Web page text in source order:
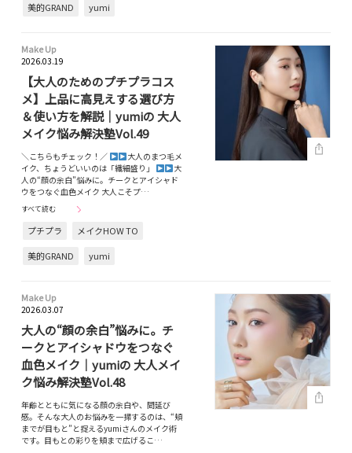
美的GRAND
yumi
Make Up
2026.03.19
【大人のためのプチプラコス
メ】上品に高見えする選び方
＆使い方を解説｜yumiの 大人
メイク悩み解決塾Vol.49
＼こちらもチェック！／
大人のまつ毛メ
イク、ちょうどいいのは「繊細盛り」
大
人の“顔の余白”悩みに。チークとアイシャド
ウをつなぐ血色メイク 大人こそプ…
すべて読む
プチプラ
メイクHOW TO
美的GRAND
yumi
Make Up
2026.03.07
大人の“顔の余白”悩みに。チ
ークとアイシャドウをつなぐ
血色メイク｜yumiの 大人メイ
ク悩み解決塾Vol.48
年齢とともに気になる顔の余白や、間延び
感。そんな大人のお悩みを一掃するのは、“頬
までが目もと”と捉えるyumiさんのメイク術
です。目もとの彩りを頬まで広げるこ…